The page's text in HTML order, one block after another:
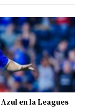
en la Leagues